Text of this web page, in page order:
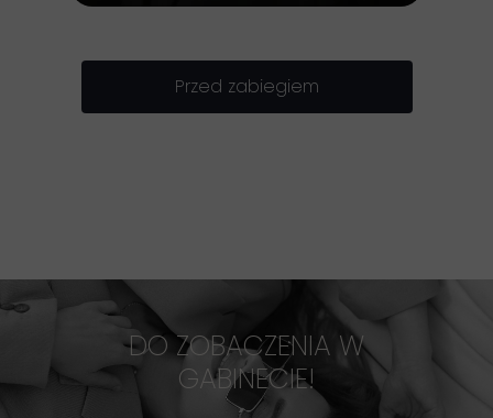
Przed zabiegiem
DO ZOBACZENIA W
GABINECIE!